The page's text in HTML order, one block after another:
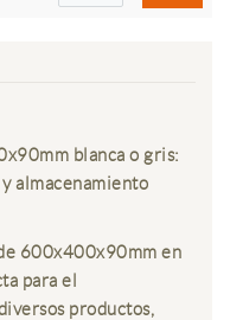
blanca o gris:
y almacenamiento
600x400x90mm en
para el
productos,